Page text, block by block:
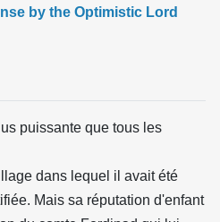
by the Optimistic Lord
puissante que tous les
dans lequel il avait été
Mais sa réputation d'enfant